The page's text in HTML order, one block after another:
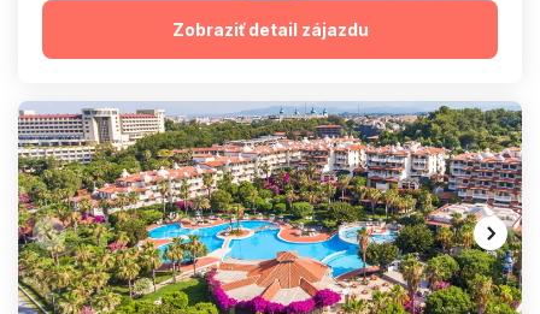
Zobraziť detail zájazdu